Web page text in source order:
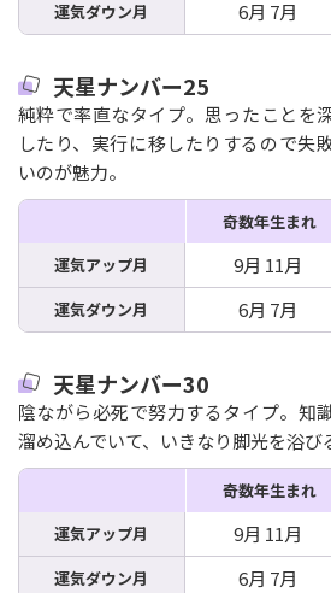
運気ダウン月 6月 7月
天星ナンバー25
純粋で率直なタイプ。思ったことを
したり、実行に移したりするので失
いのが魅力。
奇数年生まれ
運気アップ月
9月 11月
運気ダウン月 6月 7月
天星ナンバー30
陰ながら必死で努力するタイプ。知
溜め込んでいて、いきなり脚光を浴び
奇数年生まれ
運気アップ月
9月 11月
運気ダウン月 6月 7月